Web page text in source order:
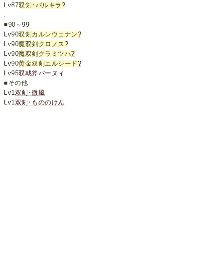
Lv87双剣･パルキラ ?
.
■90～99
Lv90双剣カルンウェナン?
Lv90魔双剣クロノス?
Lv90魔双剣クラミツハ?
Lv90黄金双剣エルシード?
Lv95双戟斧バーヌィ
■その他
Lv1双剣･微風
Lv1双剣･もののけん